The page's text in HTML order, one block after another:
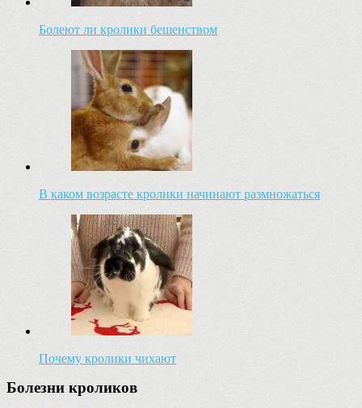
Болеют ли кролики бешенством
В каком возрасте кролики начинают размножаться
Почему кролики чихают
Болезни кроликов